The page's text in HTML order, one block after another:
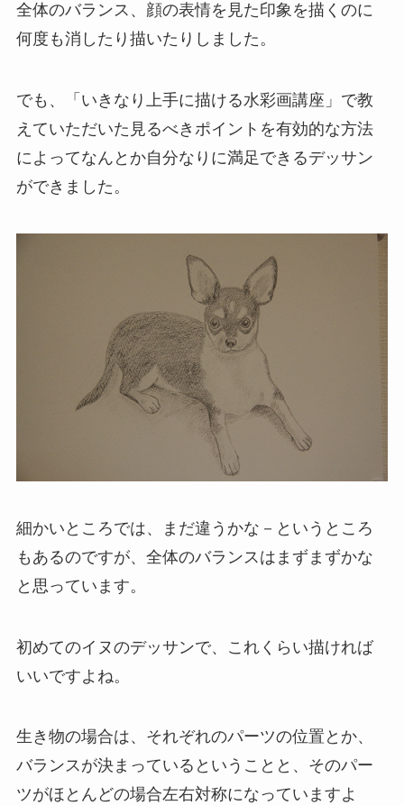
全体のバランス、顔の表情を見た印象を描くのに
何度も消したり描いたりしました。
でも、「いきなり上手に描ける水彩画講座」で教
えていただいた見るべきポイントを有効的な方法
によってなんとか自分なりに満足できるデッサン
ができました。
細かいところでは、まだ違うかな－というところ
もあるのですが、全体のバランスはまずまずかな
と思っています。
初めてのイヌのデッサンで、これくらい描ければ
いいですよね。
生き物の場合は、それぞれのパーツの位置とか、
バランスが決まっているということと、そのパー
ツがほとんどの場合左右対称になっていますよ